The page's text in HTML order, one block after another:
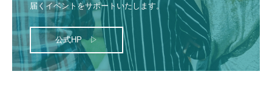
届くイベントをサポートいたします。
公式HP ▷